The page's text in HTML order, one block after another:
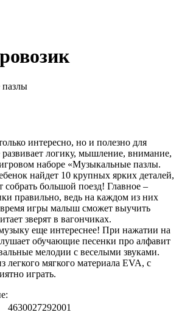
интересно, но и полезно для
логику, мышление, внимание,
наборе «Музыкальные пазлы.
найдет 10 крупных ярких деталей,
собрать большой поезд! Главное –
правильно, ведь на каждом из них
игры малыш сможет выучить
зверят в вагончиках.
еще интереснее! При нажатии на
обучающие песенки про алфавит
мелодии с веселыми звуками.
легкого мягкого материала EVA, с
играть.
4630027292001